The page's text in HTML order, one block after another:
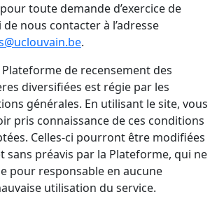
toute demande d’exercice de
nous contacter à l’adresse
.
Plateforme de recensement des
diversifiées est régie par les
générales. En utilisant le site, vous
pris connaissance de ces conditions
Celles-ci pourront être modifiées
sans préavis par la Plateforme, qui ne
pour responsable en aucune
utilisation du service.